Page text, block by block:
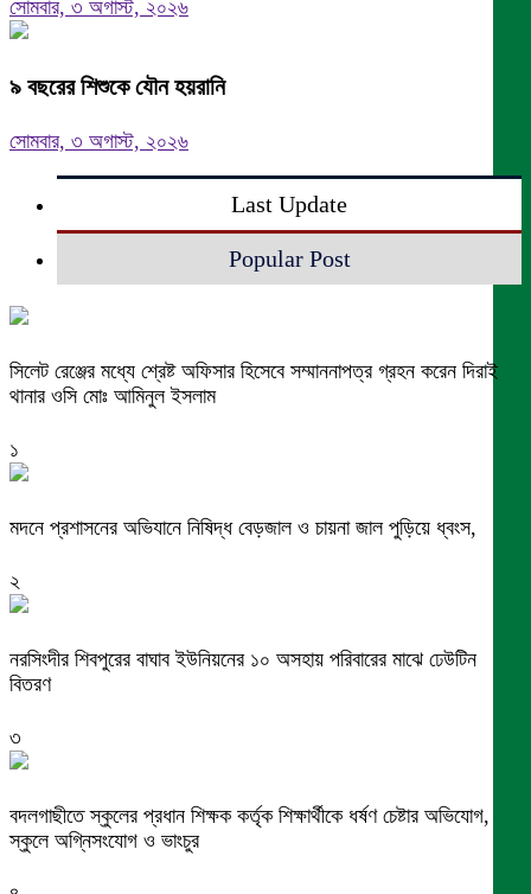
সোমবার, ৩ অগাস্ট, ২০২৬
৯ বছরের শিশুকে যৌন হয়রানি
সোমবার, ৩ অগাস্ট, ২০২৬
Last Update
Popular Post
সিলেট রেঞ্জের মধ্যে শ্রেষ্ট অফিসার হিসেবে সম্মাননাপত্র গ্রহন করেন দিরাই
থানার ওসি মোঃ আমিনুল ইসলাম
১
মদনে প্রশাসনের অভিযানে নিষিদ্ধ বেড়জাল ও চায়না জাল পুড়িয়ে ধ্বংস,
২
নরসিংদীর শিবপুরের বাঘাব ইউনিয়নের ১০ অসহায় পরিবারের মাঝে ঢেউটিন
বিতরণ
৩
বদলগাছীতে স্কুলের প্রধান শিক্ষক কর্তৃক শিক্ষার্থীকে ধর্ষণ চেষ্টার অভিযোগ,
স্কুলে অগ্নিসংযোগ ও ভাংচুর